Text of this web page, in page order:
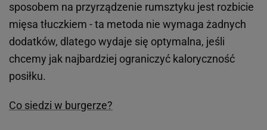
sposobem na przyrządzenie rumsztyku jest rozbicie
mięsa tłuczkiem - ta metoda nie wymaga żadnych
dodatków, dlatego wydaje się optymalna, jeśli
chcemy jak najbardziej ograniczyć kaloryczność
posiłku.
Co siedzi w burgerze?